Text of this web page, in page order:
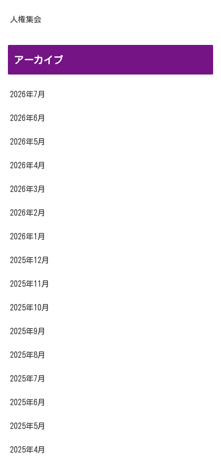
人権集会
アーカイブ
2026年7月
2026年6月
2026年5月
2026年4月
2026年3月
2026年2月
2026年1月
2025年12月
2025年11月
2025年10月
2025年9月
2025年8月
2025年7月
2025年6月
2025年5月
2025年4月